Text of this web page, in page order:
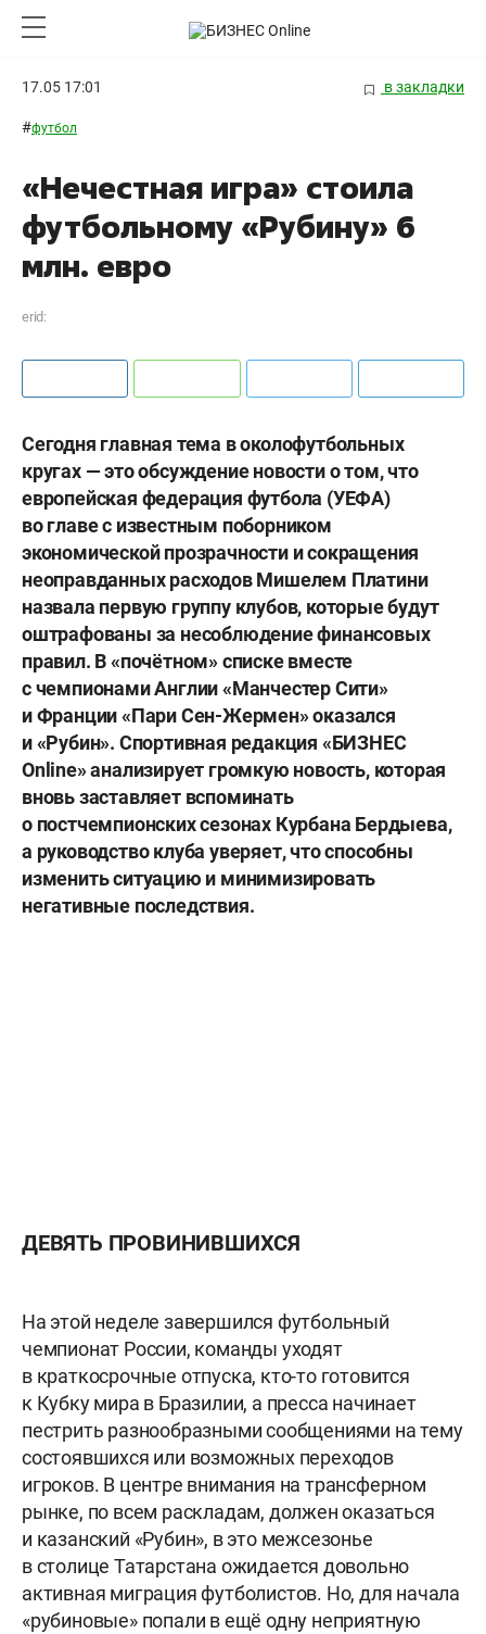
17.05 17:01 в закладки
#футбол
«Нечестная игра» стоила
футбольному «Рубину» 6
млн. евро
erid:
Сегодня главная тема в околофутбольных
кругах — это обсуждение новости о том, что
европейская федерация футбола (УЕФА)
во главе с известным поборником
экономической прозрачности и сокращения
неоправданных расходов Мишелем Платини
назвала первую группу клубов, которые будут
оштрафованы за несоблюдение финансовых
правил. В «почётном» списке вместе
с чемпионами Англии «Манчестер Сити»
и Франции «Пари Сен-Жермен» оказался
и «Рубин». Спортивная редакция «БИЗНЕС
Online» анализирует громкую новость, которая
вновь заставляет вспоминать
о постчемпионских сезонах Курбана Бердыева,
а руководство клуба уверяет, что способны
изменить ситуацию и минимизировать
негативные последствия.
ДЕВЯТЬ ПРОВИНИВШИХСЯ
На этой неделе завершился футбольный
чемпионат России, команды уходят
в краткосрочные отпуска, кто-то готовится
к Кубку мира в Бразилии, а пресса начинает
пестрить разнообразными сообщениями на тему
состоявшихся или возможных переходов
игроков. В центре внимания на трансферном
рынке, по всем раскладам, должен оказаться
и казанский «Рубин», в это межсезонье
в столице Татарстана ожидается довольно
активная миграция футболистов. Но, для начала
«рубиновые» попали в ещё одну неприятную